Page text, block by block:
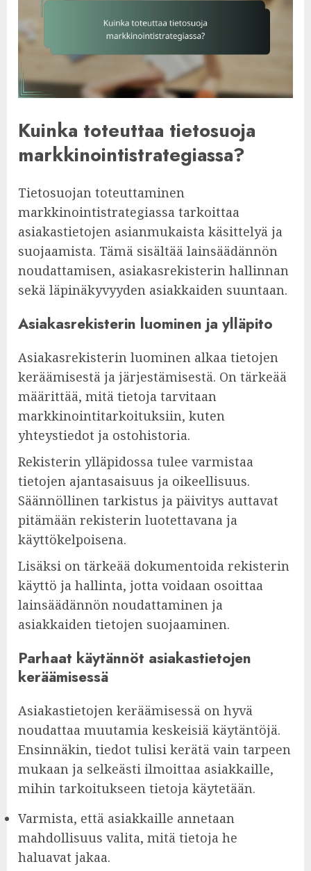
Kuinka toteuttaa tietosuoja
markkinointistrategiassa?
Tietosuojan toteuttaminen
markkinointistrategiassa tarkoittaa
asiakastietojen asianmukaista käsittelyä ja
suojaamista. Tämä sisältää lainsäädännön
noudattamisen, asiakasrekisterin hallinnan
sekä läpinäkyvyyden asiakkaiden suuntaan.
Asiakasrekisterin luominen ja ylläpito
Asiakasrekisterin luominen alkaa tietojen
keräämisestä ja järjestämisestä. On tärkeää
määrittää, mitä tietoja tarvitaan
markkinointitarkoituksiin, kuten
yhteystiedot ja ostohistoria.
Rekisterin ylläpidossa tulee varmistaa
tietojen ajantasaisuus ja oikeellisuus.
Säännöllinen tarkistus ja päivitys auttavat
pitämään rekisterin luotettavana ja
käyttökelpoisena.
Lisäksi on tärkeää dokumentoida rekisterin
käyttö ja hallinta, jotta voidaan osoittaa
lainsäädännön noudattaminen ja
asiakkaiden tietojen suojaaminen.
Parhaat käytännöt asiakastietojen
keräämisessä
Asiakastietojen keräämisessä on hyvä
noudattaa muutamia keskeisiä käytäntöjä.
Ensinnäkin, tiedot tulisi kerätä vain tarpeen
mukaan ja selkeästi ilmoittaa asiakkaille,
mihin tarkoitukseen tietoja käytetään.
Varmista, että asiakkaille annetaan
mahdollisuus valita, mitä tietoja he
haluavat jakaa.